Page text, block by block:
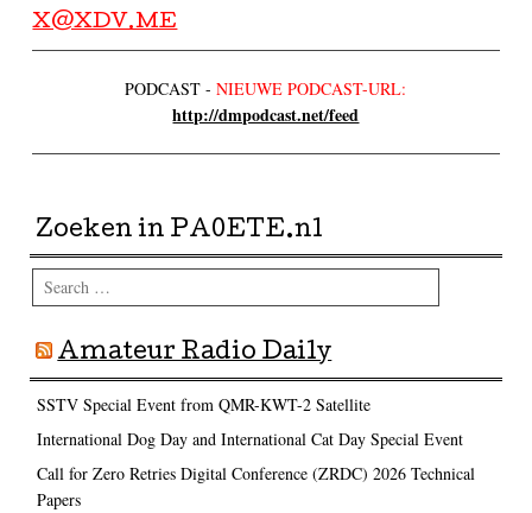
X@XDV.ME
PODCAST -NIEUWE PODCAST-URL:
http://dmpodcast.net/feed
Zoeken in PA0ETE.nl
Search
Amateur Radio Daily
SSTV Special Event from QMR-KWT-2 Satellite
International Dog Day and International Cat Day Special Event
Call for Zero Retries Digital Conference (ZRDC) 2026 Technical
Papers